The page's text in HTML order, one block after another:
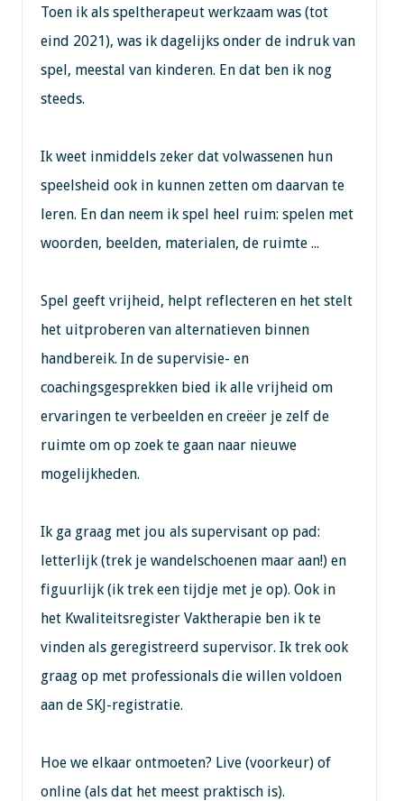
Toen ik als speltherapeut werkzaam was (tot
eind 2021), was ik dagelijks onder de indruk van
spel, meestal van kinderen. En dat ben ik nog
steeds.
Ik weet inmiddels zeker dat volwassenen hun
speelsheid ook in kunnen zetten om daarvan te
leren. En dan neem ik spel heel ruim: spelen met
woorden, beelden, materialen, de ruimte ...
Spel geeft vrijheid, helpt reflecteren en het stelt
het uitproberen van alternatieven binnen
handbereik. In de supervisie- en
coachingsgesprekken bied ik alle vrijheid om
ervaringen te verbeelden en creëer je zelf de
ruimte om op zoek te gaan naar nieuwe
mogelijkheden.
Ik ga graag met jou als supervisant op pad:
letterlijk (trek je wandelschoenen maar aan!) en
figuurlijk (ik trek een tijdje met je op). Ook in
het Kwaliteitsregister Vaktherapie ben ik te
vinden als geregistreerd supervisor. Ik trek ook
graag op met professionals die willen voldoen
aan de SKJ-registratie.
Hoe we elkaar ontmoeten? Live (voorkeur) of
online (als dat het meest praktisch is).